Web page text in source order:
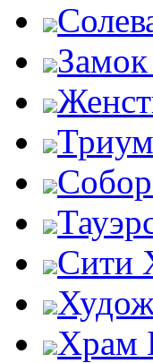
Сити
Храм